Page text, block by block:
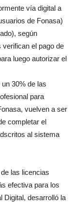
vía digital a
de Fonasa)
según
el pago de
luego autorizar el
30% de las
para
vuelven a ser
completar el
al sistema
las licencias
efectiva para los
Digital, desarrolló la